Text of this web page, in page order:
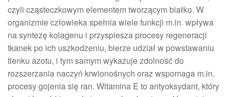
czyli cząsteczkowym elementem tworzącym białko. W
organizmie człowieka spełnia wiele funkcji m.in. wpływa
na syntezę kolagenu i przyspiesza procesy regeneracji
tkanek po ich uszkodzeniu, bierze udział w powstawaniu
tlenku azotu, i tym samym wykazuje zdolność do
rozszerzania naczyń krwionośnych oraz wspomaga m.in.
procesy gojenia się ran. Witamina E to antyoksydant, który